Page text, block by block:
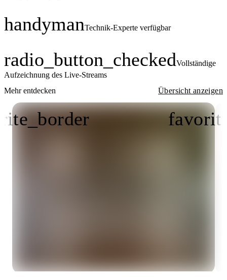
handymanTechnik-Experte verfügbar
radio_button_checkedVollständige
Aufzeichnung des Live-Streams
Mehr entdecken
Übersicht anzeigen